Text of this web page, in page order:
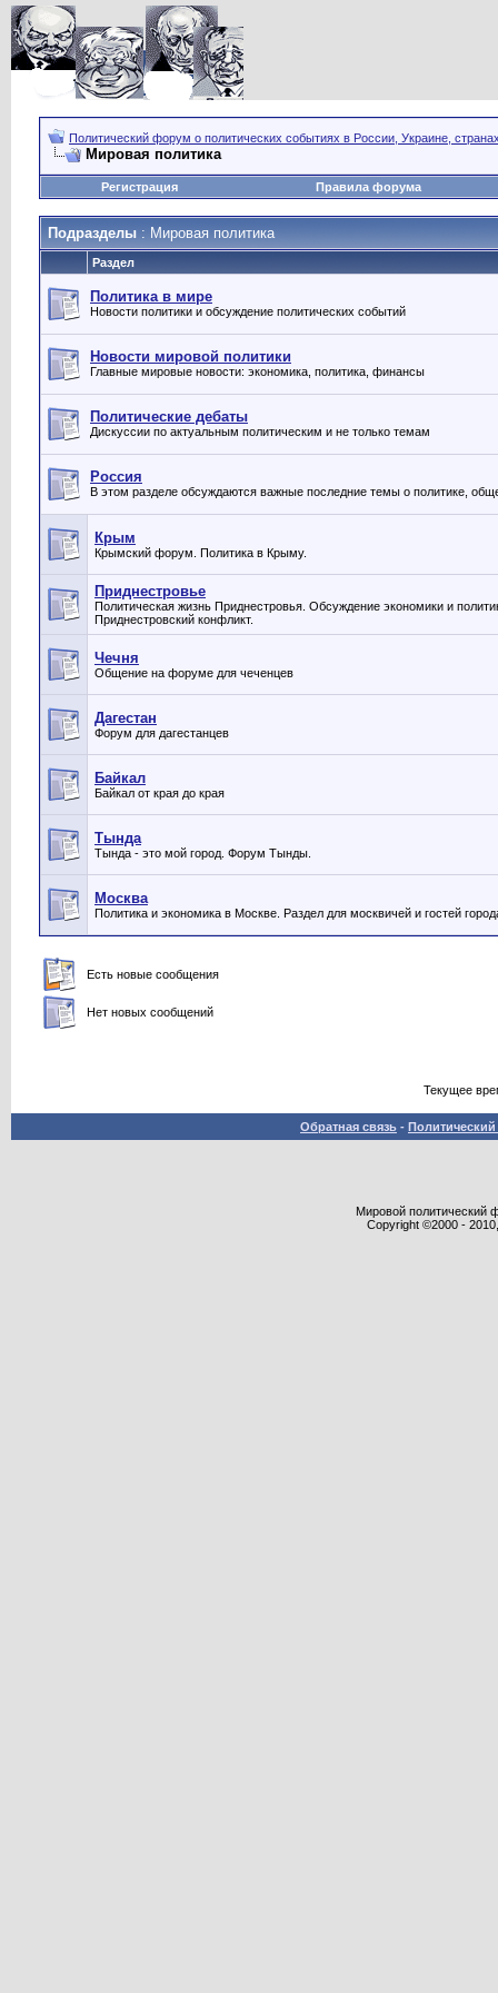
Политический форум о политических событиях в России, Украине,
Мировая политика
Регистрация Правила форума
Подразделы : Мировая политика
Раздел
Политика в мире
Новости политики и обсуждение политических событий
Новости мировой политики
Главные мировые новости: экономика, политика, финансы
Политические дебаты
Дискуссии по актуальным политическим и не только темам
Россия
В этом разделе обсуждаются важные последние темы о политике,
Крым
Крымский форум. Политика в Крыму.
Приднестровье
Политическая жизнь Приднестровья. Обсуждение экономики и
Приднестровский конфликт.
Чечня
Общение на форуме для чеченцев
Дагестан
Форум для дагестанцев
Байкал
Байкал от края до края
Тында
Тында - это мой город. Форум Тынды.
Москва
Политика и экономика в Москве. Раздел для москвичей и гостей
Есть новые сообщения
Нет новых сообщений
Текущее
Обратная связь -
Мировой политический
Copyright ©2000 -